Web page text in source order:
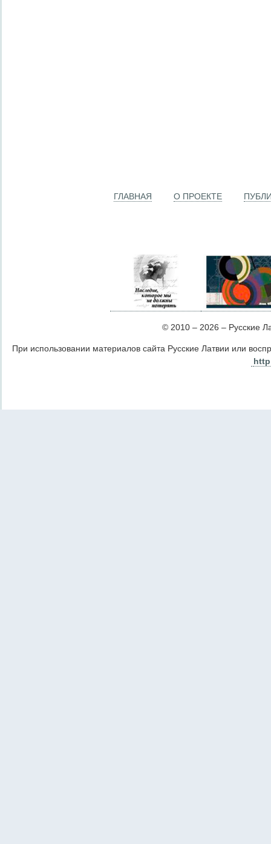
ГЛАВНАЯ О ПРОЕКТЕ
© 2010 – 2026 – Русские
При использовании материалов сайта Русские Латвии или